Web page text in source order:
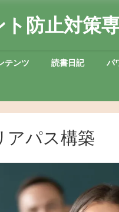
防止対策
テンツ 読書日記 パ
アパス構築